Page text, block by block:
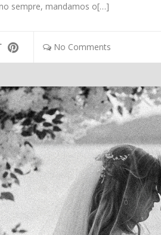
sempre, mandamos o[…]
No Comments